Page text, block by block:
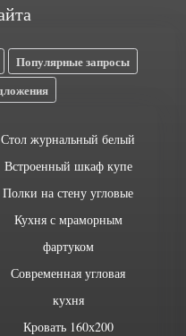
Популярные запросы
Стол журнальный белый
Встроенный шкаф купе
Полки на стену угловые
Кухня с мраморным
фартуком
Современная угловая
кухня
Кровать 160х200